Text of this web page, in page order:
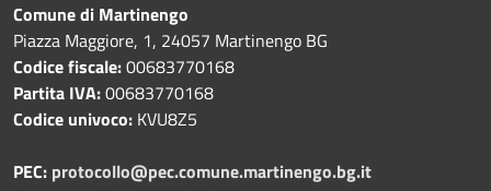
Comune di Martinengo
Piazza Maggiore, 1, 24057 Martinengo BG
Codice fiscale:00683770168
Partita IVA:00683770168
Codice univoco: KVU8Z5
PEC: protocollo@pec.comune.martinengo.bg.it